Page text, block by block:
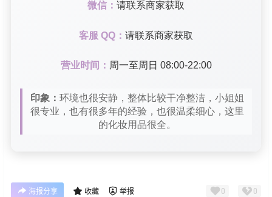
微信： 请联系商家获取
客服 QQ： 请联系商家获取
营业时间： 周一至周日 08:00-22:00
印象： 环境也很安静，整体比较干净整洁，小姐姐
很专业，也有很多年的经验，也很温柔细心，这里
的化妆用品很全。
海报分享 收藏 举报 0 0